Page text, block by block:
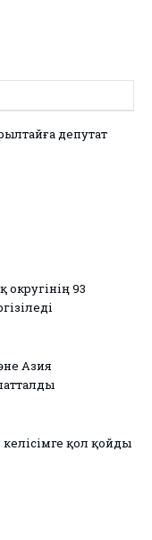
депутат
93
Азия
қол қойды